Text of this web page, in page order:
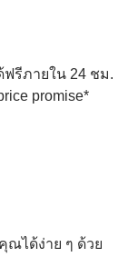
ฟรีภายใน 24 ชม.
promise*
ณได้ง่าย ๆ ด้วย